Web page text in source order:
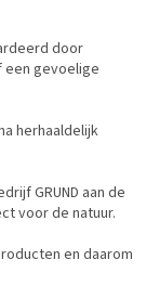
door
een gevoelige
herhaaldelijk
GRUND aan de
voor de natuur.
en daarom